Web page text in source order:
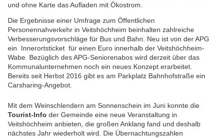
und ohne Karte das Aufladen mit Ökostrom.
Die Ergebnisse einer Umfrage zum Öffentlichen
Personennahverkehr in Veitshöchheim beinhalten zahlreiche
Verbesserungsvorschläge für Bus und Bahn. Neu ist von der APG
ein Innerortsticket für einen Euro innerhalb der Veitshöchheim-
Wabe. Bezüglich des APG-Seniorenabos wird derzeit über das
Kommunalunternehmen noch ein neues Konzept erarbeitet.
Bereits seit Herbst 2016 gibt es am Parkplatz Bahnhofstraße ein
Carsharing-Angebot.
Mit dem Weinschlendern am Sonnenschein im Juni konnte die
Tourist-Info der Gemeinde eine neue Veranstaltung in
Veitshöchheim anbieten, die großen Anklang fand und deshalb
nächstes Jahr wiederholt wird. Die Übernachtungszahlen